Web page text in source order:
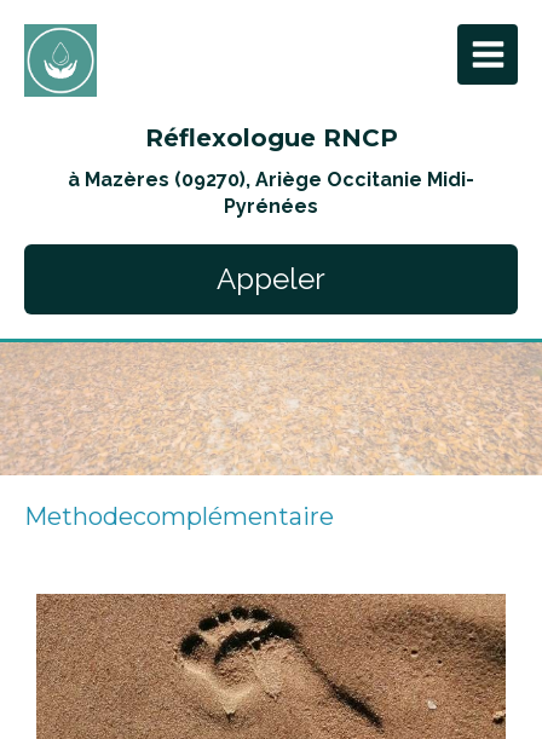
Réflexologue RNCP
à Mazères (09270), Ariège Occitanie Midi-
Pyrénées
Appeler
Methodecomplémentaire